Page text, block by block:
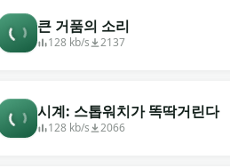
큰 거품의 소리
128 kb/s 2137
시계: 스톱워치가 똑딱거린다
128 kb/s 2066